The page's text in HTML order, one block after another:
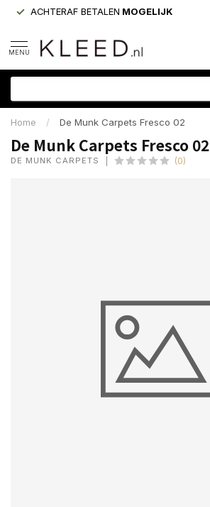
ACHTERAF BETALEN MOGELIJK
MENU
Home / De Munk Carpets Fresco 02
De Munk Carpets Fresco 02
DE MUNK CARPETS (0)